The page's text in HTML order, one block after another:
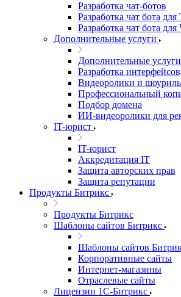
Разработка чат-ботов
Разработка чат бота для
Разработка чат бота
Дополнительные услуги
Дополнительные услуги
Разработка интерфейсов
Видеоролики и
Профессиональный
Подбор домена
ИИ-видеоролики для
IT-юрист
IT-юрист
Аккредитация IT
Защита авторских прав
Защита репутации
Продукты Битрикс
Продукты Битрикс
Шаблоны сайтов Битрикс
Шаблоны сайтов
Корпоративные сайты
Интернет-магазины
Отраслевые сайты
Лицензии 1С-Битрикс